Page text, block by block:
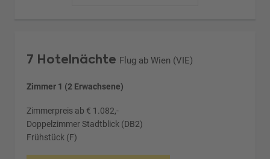
7 Hotelnächte Flug ab Wien (VIE)
Zimmer 1 (2 Erwachsene)
Zimmerpreis ab € 1.082,-
Doppelzimmer Stadtblick (DB2)
Frühstück (F)